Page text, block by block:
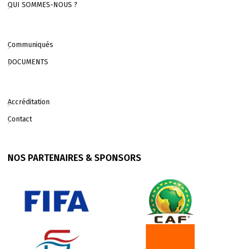
QUI SOMMES-NOUS ?
Communiqués
DOCUMENTS
Accréditation
Contact
NOS PARTENAIRES & SPONSORS